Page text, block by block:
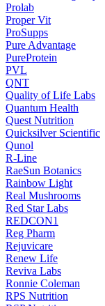
Prolab
Proper Vit
ProSupps
Pure Advantage
PureProtein
PVL
QNT
Quality of Life Labs
Quantum Health
Quest Nutrition
Quicksilver Scientific
Qunol
R-Line
RaeSun Botanics
Rainbow Light
Real Mushrooms
Red Star Labs
REDCON1
Reg Pharm
Rejuvicare
Renew Life
Reviva Labs
Ronnie Coleman
RPS Nutrition